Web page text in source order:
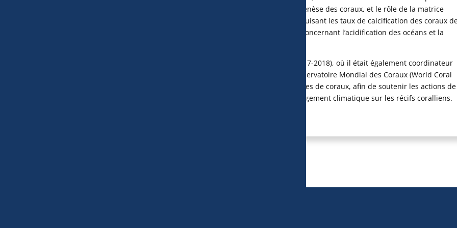
comprendre comment les ions sont régulés pendant la squelettogenèse des coraux, et le rôle de la matrice
organique dans la biominéralisation. L’acidification des océans réduisant les taux de calcification des coraux
récifs, Didier Zoccola mène également des études mécanistiques concernant l’acidification des océans et la
Il a participé aux expéditions Tara Ocean (2010), et Tara Pacific (2017-2018), où il était également coordinateur
(aspects hôte/symbiote). Il est maintenant co-coordinateur du Conservatoire Mondial des Coraux (World Coral
Conservatory), une banque biologique, « Arche de Noé » des espèces de coraux, afin de soutenir les actions de
protection, d’adaptation et de restauration contre l’impact du changement climatique sur les récifs coralliens.